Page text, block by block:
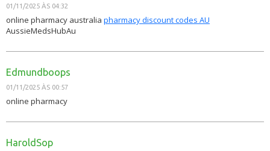
01/11/2025 ÀS 04:32
online pharmacy australia pharmacy discount codes AU
AussieMedsHubAu
Edmundboops
01/11/2025 ÀS 00:57
online pharmacy
HaroldSop